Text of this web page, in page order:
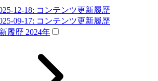
12-18: コンテンツ更新履歴
09-17: コンテンツ更新履歴
履歴 2024年